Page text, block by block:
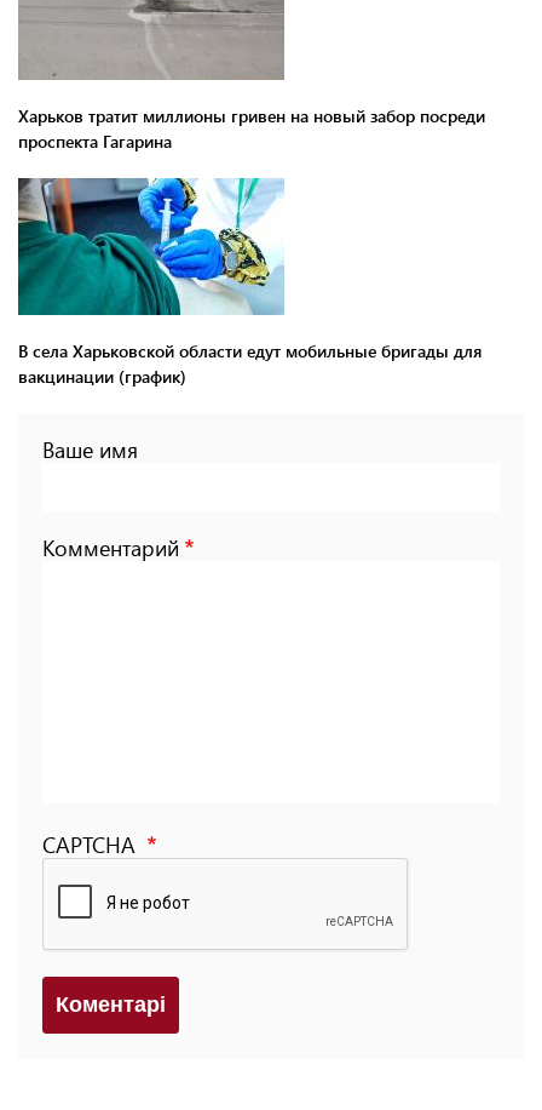
Харьков тратит миллионы гривен на новый забор посреди
проспекта Гагарина
В села Харьковской области едут мобильные бригады для
вакцинации (график)
Ваше имя
Комментарий
CAPTCHA
Коментарi